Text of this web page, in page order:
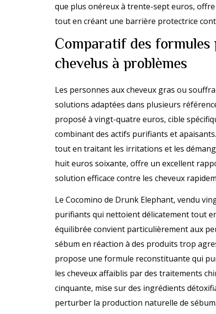
que plus onéreux à trente-sept euros,
tout en créant une barrière protectrice
Comparatif des
chevelus à problèmes
Les personnes aux cheveux gras ou
solutions adaptées dans plusieurs
proposé à vingt-quatre euros, cible
combinant des actifs purifiants et
tout en traitant les irritations et les
huit euros soixante, offre un excellent
solution efficace contre les cheveux
Le Cocomino de Drunk Elephant, vendu
purifiants qui nettoient délicatement tout
équilibrée convient particulièrement aux
sébum en réaction à des produits trop
propose une formule reconstituante qui
les cheveux affaiblis par des traitements
cinquante, mise sur des ingrédients
perturber la production naturelle de sébum.